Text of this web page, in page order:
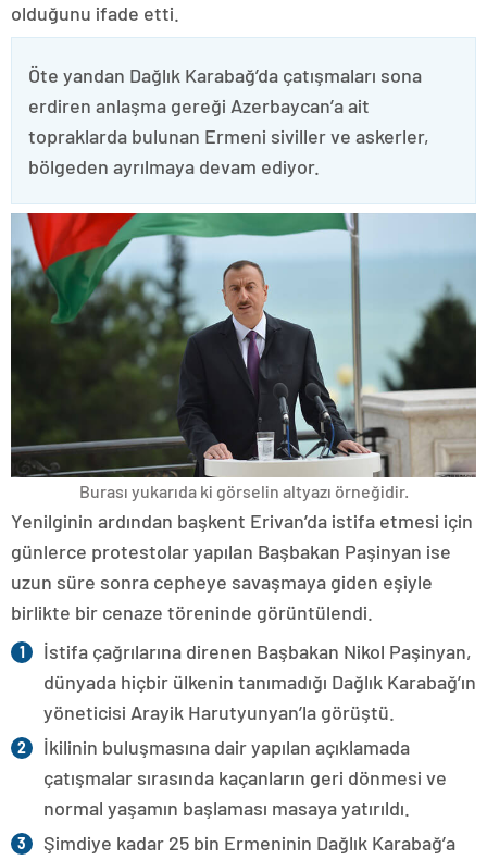
olduğunu ifade etti.
Öte yandan Dağlık Karabağ’da çatışmaları sona
erdiren anlaşma gereği Azerbaycan’a ait
topraklarda bulunan Ermeni siviller ve askerler,
bölgeden ayrılmaya devam ediyor.
Burası yukarıda ki görselin altyazı örneğidir.
Yenilginin ardından başkent Erivan’da istifa etmesi için
günlerce protestolar yapılan Başbakan Paşinyan ise
uzun süre sonra cepheye savaşmaya giden eşiyle
birlikte bir cenaze töreninde görüntülendi.
İstifa çağrılarına direnen Başbakan Nikol Paşinyan,
dünyada hiçbir ülkenin tanımadığı Dağlık Karabağ’ın
yöneticisi Arayik Harutyunyan’la görüştü.
İkilinin buluşmasına dair yapılan açıklamada
çatışmalar sırasında kaçanların geri dönmesi ve
normal yaşamın başlaması masaya yatırıldı.
Şimdiye kadar 25 bin Ermeninin Dağlık Karabağ’a